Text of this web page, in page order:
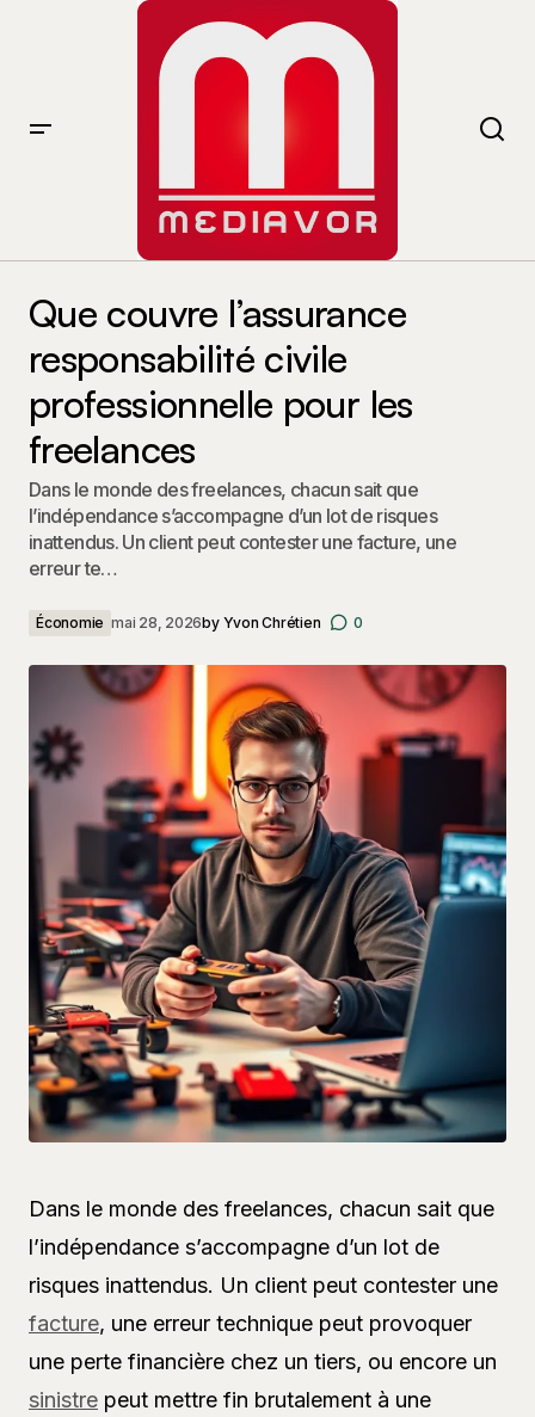
Que couvre l’assurance
responsabilité civile
professionnelle pour les
freelances
Dans le monde des freelances, chacun sait que
l’indépendance s’accompagne d’un lot de risques
inattendus. Un client peut contester une facture, une
erreur te…
Économie mai 28, 2026by Yvon Chrétien 0
Dans le monde des freelances, chacun sait que
l’indépendance s’accompagne d’un lot de
risques inattendus. Un client peut contester une
facture, une erreur technique peut provoquer
une perte financière chez un tiers, ou encore un
sinistre peut mettre fin brutalement à une